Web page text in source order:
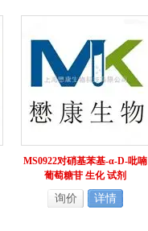
MS0922对硝基苯基-α-D-吡喃
葡萄糖苷 生化 试剂
询价 详情